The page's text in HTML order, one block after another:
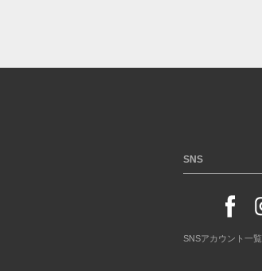
SNS
SNSアカウント一覧